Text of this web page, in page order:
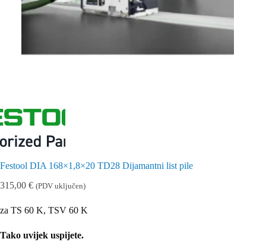
Festool DIA 168×1,8×20 TD28 Dijamantni list pile
315,00 € (PDV uključen)
za TS 60 K, TSV 60 K
Tako uvijek uspijete.